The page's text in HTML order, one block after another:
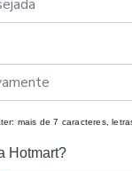
mais de 7 caracteres,
Hotmart?